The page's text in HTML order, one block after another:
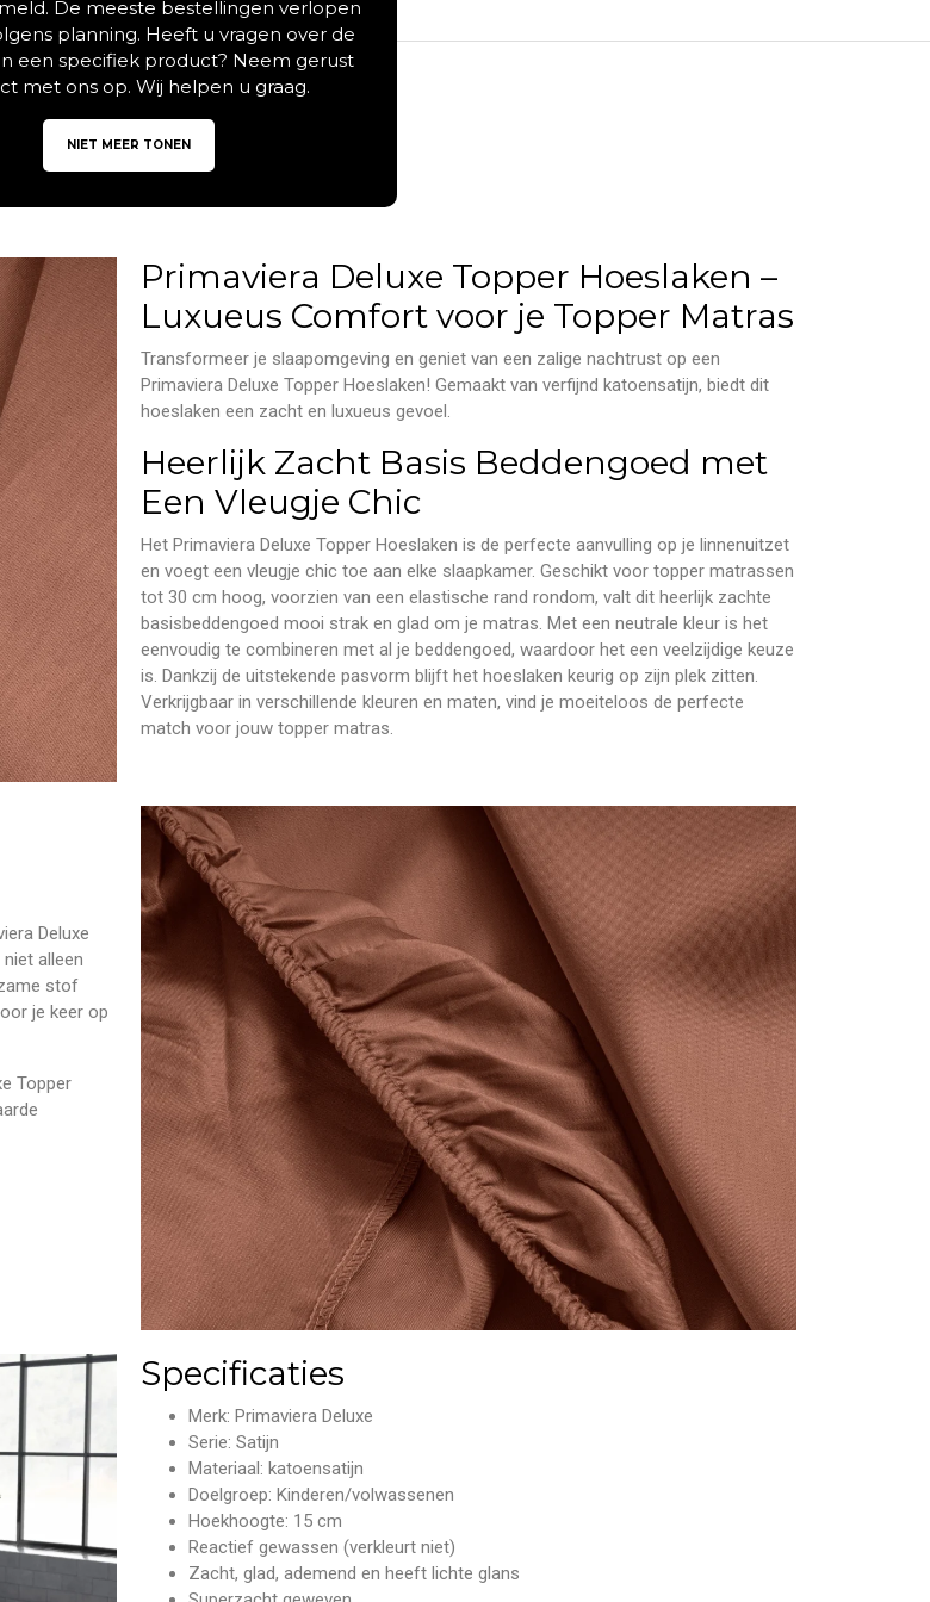
Aanvullende informatie
Primaviera Deluxe Topper Hoeslaken –
Luxueus Comfort voor je Topper Matras
Transformeer je slaapomgeving en geniet van een zalige nachtrust op een
Primaviera Deluxe Topper Hoeslaken! Gemaakt van verfijnd katoensatijn, biedt dit
hoeslaken een zacht en luxueus gevoel.
Heerlijk Zacht Basis Beddengoed met
Een Vleugje Chic
Het Primaviera Deluxe Topper Hoeslaken is de perfecte aanvulling op je linnenuitzet
en voegt een vleugje chic toe aan elke slaapkamer. Geschikt voor topper matrassen
tot 30 cm hoog, voorzien van een elastische rand rondom, valt dit heerlijk zachte
basisbeddengoed mooi strak en glad om je matras. Met een neutrale kleur is het
eenvoudig te combineren met al je beddengoed, waardoor het een veelzijdige keuze
is. Dankzij de uitstekende pasvorm blijft het hoeslaken keurig op zijn plek zitten.
Verkrijgbaar in verschillende kleuren en maten, vind je moeiteloos de perfecte
match voor jouw topper matras.
Deluxe
alleen
stof
je keer op
Topper
Specificaties
Merk: Primaviera Deluxe
Serie: Satijn
Materiaal: katoensatijn
Doelgroep: Kinderen/volwassenen
Hoekhoogte: 15 cm
Reactief gewassen (verkleurt niet)
Zacht, glad, ademend en heeft lichte glans
De meeste bestellingen verlopen
planning. Heeft u vragen over de
een specifiek product? Neem gerust
met ons op. Wij helpen u graag.
NIET MEER TONEN